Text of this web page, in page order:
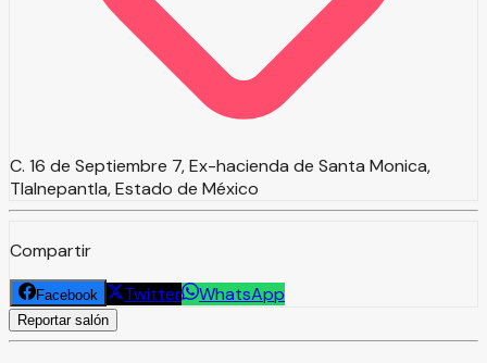
C. 16 de Septiembre 7, Ex-hacienda de Santa Monica,
Tlalnepantla, Estado de México
Compartir
Facebook Twitter WhatsApp
Reportar salón